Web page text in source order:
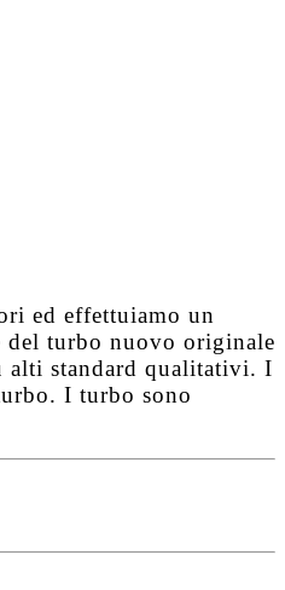
ed effettuiamo un
del turbo nuovo originale
alti standard qualitativi. I
I turbo sono